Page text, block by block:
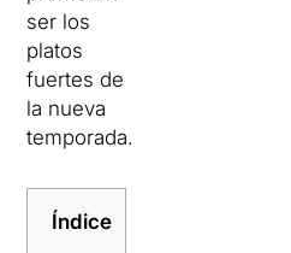
ser los
platos
fuertes de
la nueva
temporada.
Índice